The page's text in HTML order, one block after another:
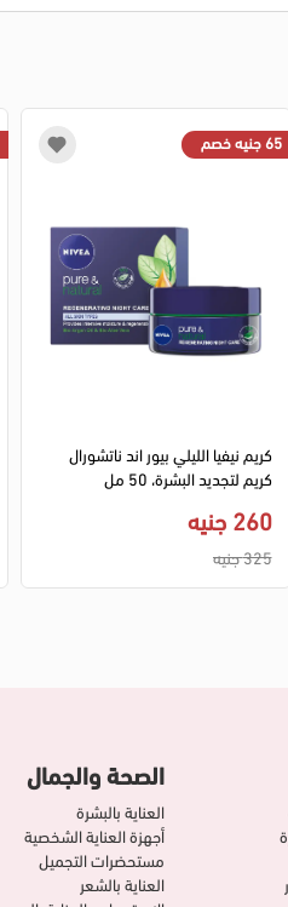
65 جنيه خصم
كريم نيفيا الليلي بيور اند ناتشورال
كريم لتجديد البشرة، 50 مل
260 جنيه
325 جنيه
الصحة والجمال
العناية بالبشرة
أجهزة العناية الشخصية
مستحضرات التجميل
العناية بالشعر